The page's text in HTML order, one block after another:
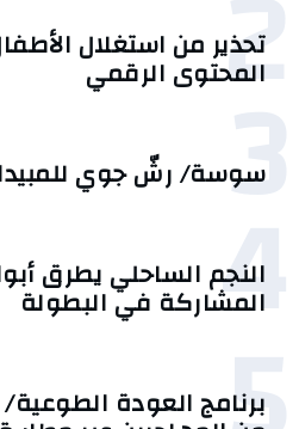
تحذير من استغلال
المحتوى الرقمي
3
سوسة/ رشّ جوي
4
النجم الساحلي يطرق
المشاركة في البطولة
برنامج العودة